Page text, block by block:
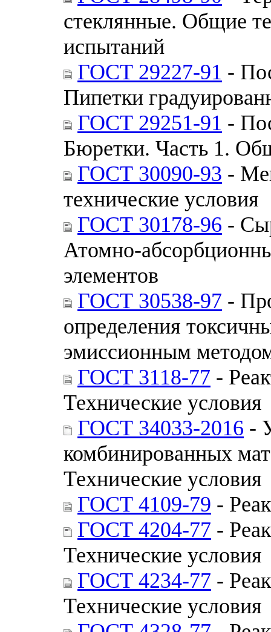
стеклянные. Общие
испытаний
ГОСТ 29227-91 -
Пипетки
ГОСТ 29251-91 -
Бюретки. Часть 1.
ГОСТ 30090-93 -
технические условия
ГОСТ 30178-96 -
Атомно-
элементов
ГОСТ 30538-97 -
определения
эмиссионным
ГОСТ 3118-77 -
Технические условия
ГОСТ 34033-2016 -
комбинированных
Технические условия
ГОСТ 4109-79 -
ГОСТ 4204-77 -
Технические условия
ГОСТ 4234-77 -
Технические условия